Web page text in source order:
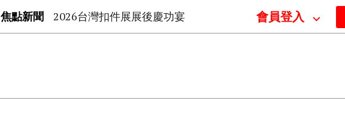
焦點新聞 2026台灣扣件展展後慶功宴 會員登入 ⌵